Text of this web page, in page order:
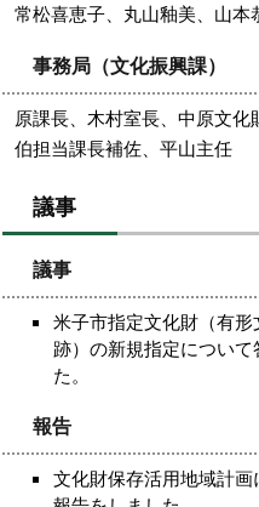
常松喜恵子、丸山釉美、山本
事務局（文化振興課）
原課長、木村室長、中原文化
伯担当課長補佐、平山主任
議事
議事
米子市指定文化財（有形
跡）の新規指定について
た。
報告
文化財保存活用地域計画